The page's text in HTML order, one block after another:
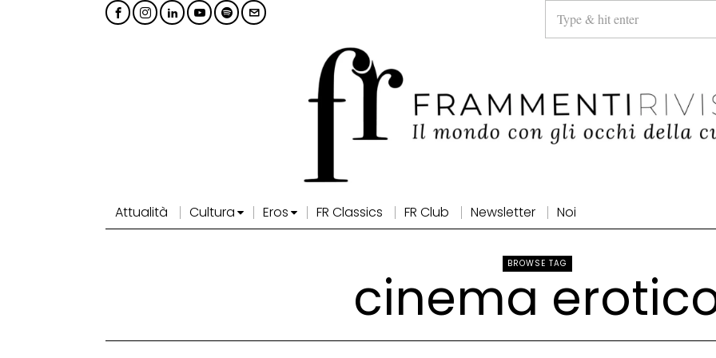
Attualità Cultura Eros FR Classics FR Club Newsletter Noi
BROWSE TAG
cinema